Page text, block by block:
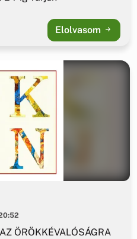
Elolvasom
ÖRÖKKÉVALÓSÁGRA